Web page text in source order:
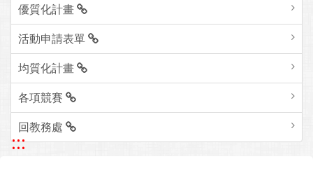
優質化計畫
活動申請表單
均質化計畫
各項競賽
回教務處
:::